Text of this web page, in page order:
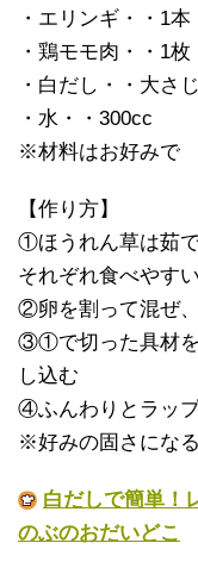
・エリンギ・・1本
・鶏モモ肉・・1枚
・白だし・・大さ
・水・・300cc
※材料はお好みで
【作り方】
①ほうれん草は茹
それぞれ食べやす
②卵を割って混ぜ
③①で切った具材
し込む
④ふんわりとラッ
※好みの固さにな
白だしで簡単！
のぶのおだいどこ